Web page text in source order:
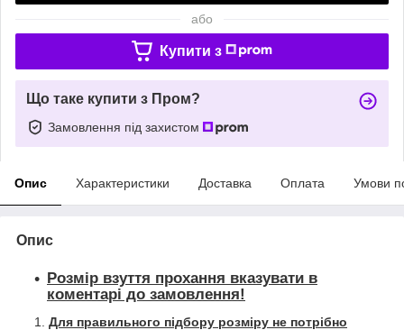
або
Купити з
Що таке купити з Пром?
Замовлення під захистом
Опис Характеристики Доставка Оплата Умови
Опис
Розмір взуття прохання вказувати в
коментарі до замовлення!
Для правильного підбору розміру не потрібно